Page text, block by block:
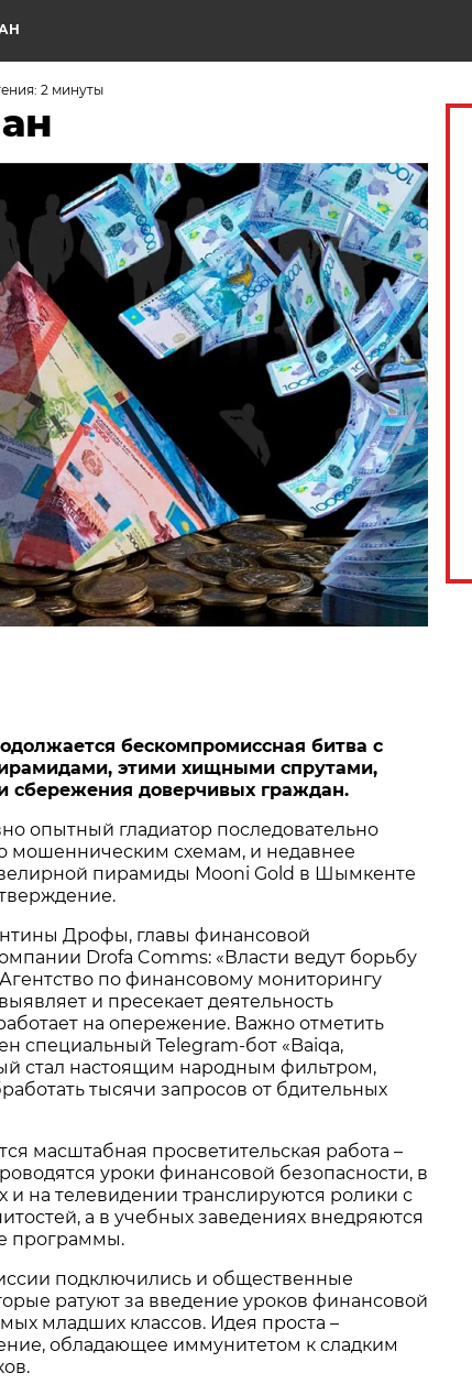
2 минуты
бескомпромиссная битва с
этими хищными спрутами,
доверчивых граждан.
опытный гладиатор последовательно
мошенническим схемам, и недавнее
пирамиды Mooni Gold в Шымкенте
Дрофы, главы финансовой
Drofa Comms: «Власти ведут борьбу
по финансовому мониторингу
и пресекает деятельность
на опережение. Важно отметить
специальный Telegram-бот «Baiqa,
стал настоящим народным фильтром,
тысячи запросов от бдительных
масштабная просветительская работа –
уроки финансовой безопасности, в
и на телевидении транслируются ролики с
а в учебных заведениях внедряются
программы.
подключились и общественные
ратуют за введение уроков финансовой
младших классов. Идея проста –
обладающее иммунитетом к сладким